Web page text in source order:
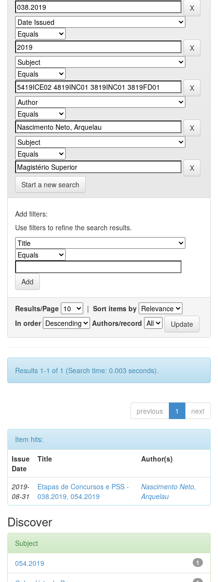
Start a new search
Add filters:
Use filters to refine the search results.
Results/Page | Sort items by
In order
Authors/record
Results 1-1 of 1 (Search time: 0.003 seconds).
previous 1 next
Item hits:
Issue
Date
Title Author(s)
2019-
08-31
Etapas de Concursos e PSS -
038.2019, 054.2019
Nascimento Neto,
Arquelau
Discover
Subject
1
054.2019